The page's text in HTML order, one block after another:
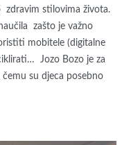
zdravim stilovima života.
zašto je važno
mobitele (digitalne
Jozo Bozo je za
su djeca posebno